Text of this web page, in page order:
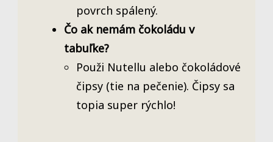
povrch spálený.
Čo ak nemám čokoládu v
tabuľke?
Použi Nutellu alebo čokoládové
čipsy (tie na pečenie). Čipsy sa
topia super rýchlo!